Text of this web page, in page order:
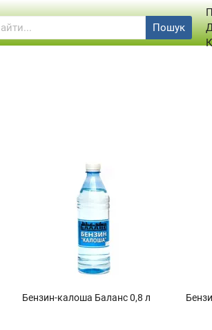
Пошук
Бензин-калоша Баланс 0,8 л